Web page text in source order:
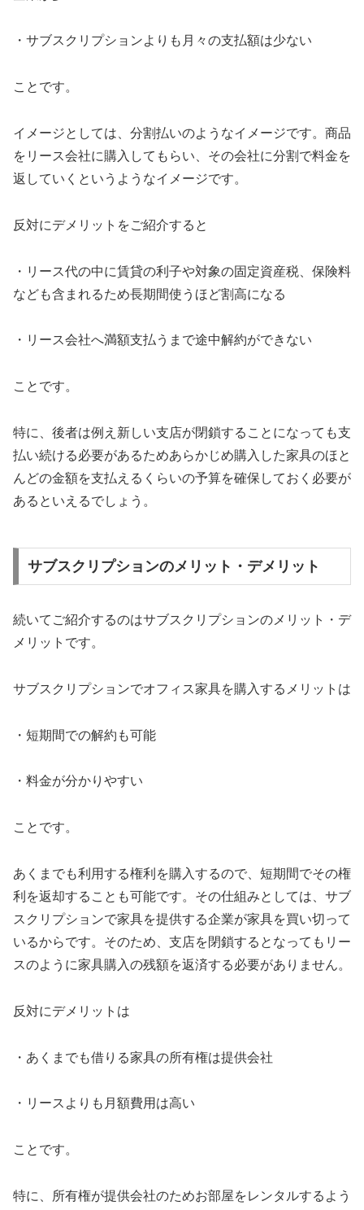
・サブスクリプションよりも月々の支払額は少ない
ことです。
イメージとしては、分割払いのようなイメージです。商品
をリース会社に購入してもらい、その会社に分割で料金を
返していくというようなイメージです。
反対にデメリットをご紹介すると
・リース代の中に賃貸の利子や対象の固定資産税、保険料
なども含まれるため長期間使うほど割高になる
・リース会社へ満額支払うまで途中解約ができない
ことです。
特に、後者は例え新しい支店が閉鎖することになっても支
払い続ける必要があるためあらかじめ購入した家具のほと
んどの金額を支払えるくらいの予算を確保しておく必要が
あるといえるでしょう。
サブスクリプションのメリット・デメリット
続いてご紹介するのはサブスクリプションのメリット・デ
メリットです。
サブスクリプションでオフィス家具を購入するメリットは
・短期間での解約も可能
・料金が分かりやすい
ことです。
あくまでも利用する権利を購入するので、短期間でその権
利を返却することも可能です。その仕組みとしては、サブ
スクリプションで家具を提供する企業が家具を買い切って
いるからです。そのため、支店を閉鎖するとなってもリー
スのように家具購入の残額を返済する必要がありません。
反対にデメリットは
・あくまでも借りる家具の所有権は提供会社
・リースよりも月額費用は高い
ことです。
特に、所有権が提供会社のためお部屋をレンタルするよう